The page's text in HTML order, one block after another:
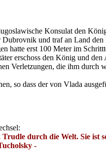
Konsulat den
und traf an Land
hatte erst 100 Meter im
erschoss den König und
Verletzungen, die ihm durch
so dass der von Vlada
durch die Welt. Sie ist
-